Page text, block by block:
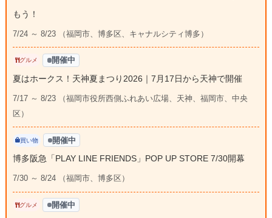
もう！
7/24 ～ 8/23 （福岡市、博多区、キャナルシティ博多）
グルメ 開催中
夏はホークス！天神夏まつり2026｜7月17日から天神で開催
7/17 ～ 8/23 （福岡市役所西側ふれあい広場、天神、福岡市、中央
区）
買い物 開催中
博多阪急「PLAY LINE FRIENDS」POP UP STORE 7/30開幕
7/30 ～ 8/24 （福岡市、博多区）
グルメ 開催中